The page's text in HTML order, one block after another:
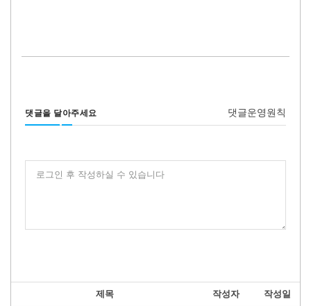
댓글을 달아주세요 댓글운영원칙
로그인 후 작성하실 수 있습니다
제목 작성자 작성일